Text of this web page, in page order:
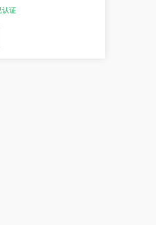
认证